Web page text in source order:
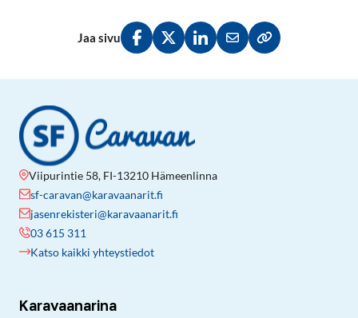
Jaa sivu
Jaa Facebookissa
Jaa Twitterissä
Jaa LinkedInissä
Jaa sähköpostitse
Kopioi linkki
Viipurintie 58, FI-13210 Hämeenlinna
sf-caravan@karavaanarit.fi
jasenrekisteri@karavaanarit.fi
03 615 311
Katso kaikki yhteystiedot
Karavaanarina